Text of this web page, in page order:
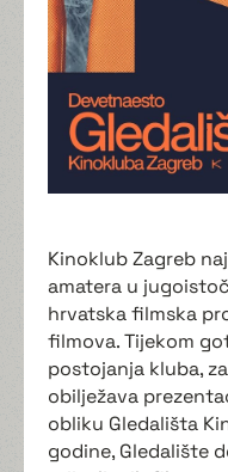
Kinoklub Zagreb
amatera u
hrvatska filmska
filmova. Tijekom
postojanja kluba,
obilježava
obliku Gledališta
godine, Gledalište